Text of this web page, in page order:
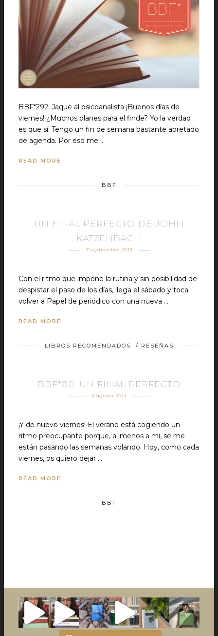
BBF*292: Jaque al psicoanalista ¡Buenos días de
viernes! ¿Muchos planes para el finde? Yo la verdad
es que sí. Tengo un fin de semana bastante apretado
de agenda. Por eso me …
READ MORE
BBF
UN FINAL PERFECTO DE JOHN
KATZENBACH
7 septiembre, 2013
Con el ritmo que impone la rutina y sin posibilidad de
despistar el paso de los días, llega el sábado y toca
volver a Papel de periódico con una nueva …
READ MORE
LIBROS RECOMENDADOS / RESEÑAS
BBF*80: UN FINAL PERFECTO
9 agosto, 2013
¡Y de nuevo viernes! El verano está cogiendo un
ritmo preocupante porque, al menos a mi, se me
están pasando las semanas volando. Hoy, como cada
viernes, os quiero dejar …
READ MORE
BBF